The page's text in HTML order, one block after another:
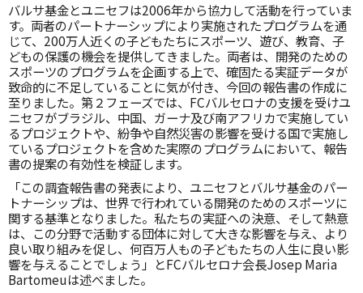
バルサ基金とユニセフは2006年から協力して活動を行っていま
す。両者のパートナーシップにより実施されたプログラムを通
じて、200万人近くの子どもたちにスポーツ、遊び、教育、子
どもの保護の機会を提供してきました。両者は、開発のための
スポーツのプログラムを企画する上で、確固たる実証データが
致命的に不足していることに気が付き、今回の報告書の作成に
至りました。第２フェーズでは、FCバルセロナの支援を受けユ
ニセフがブラジル、中国、ガーナ及び南アフリカで実施してい
るプロジェクトや、紛争や自然災害の影響を受ける国で実施し
ているプロジェクトを含めた実際のプログラムにおいて、報告
書の提案の有効性を検証します。
「この調査報告書の発表により、ユニセフとバルサ基金のパー
トナーシップは、世界で行われている開発のためのスポーツに
関する基準となりました。私たちの実証への決意、そして熱意
は、この分野で活動する団体に対して大きな影響を与え、より
良い取り組みを促し、何百万人もの子どもたちの人生に良い影
響を与えることでしょう」とFCバルセロナ会長Josep Maria
Bartomeuは述べました。